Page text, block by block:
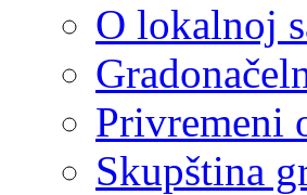
O lokalnoj
Privremeni
Skupština